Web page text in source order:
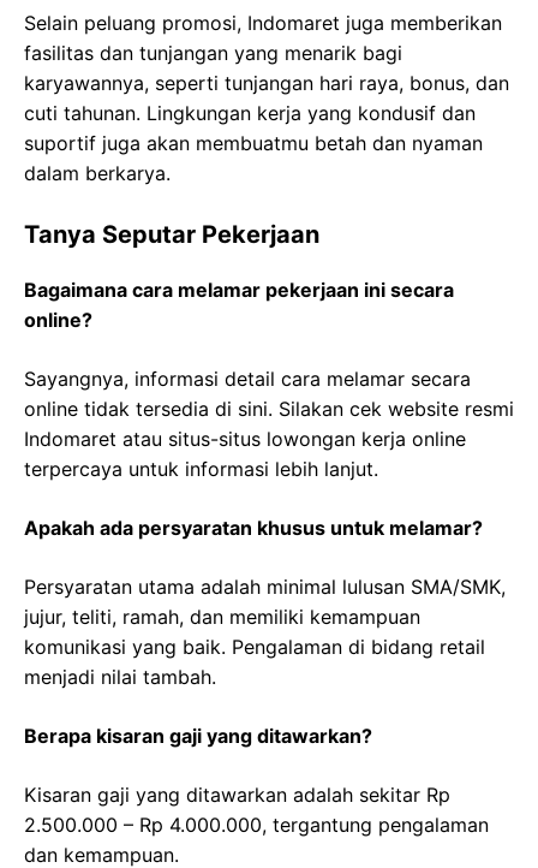
Selain peluang promosi, Indomaret juga memberikan
fasilitas dan tunjangan yang menarik bagi
karyawannya, seperti tunjangan hari raya, bonus, dan
cuti tahunan. Lingkungan kerja yang kondusif dan
suportif juga akan membuatmu betah dan nyaman
dalam berkarya.
Tanya Seputar Pekerjaan
Bagaimana cara melamar pekerjaan ini secara
online?
Sayangnya, informasi detail cara melamar secara
online tidak tersedia di sini. Silakan cek website resmi
Indomaret atau situs-situs lowongan kerja online
terpercaya untuk informasi lebih lanjut.
Apakah ada persyaratan khusus untuk melamar?
Persyaratan utama adalah minimal lulusan SMA/SMK,
jujur, teliti, ramah, dan memiliki kemampuan
komunikasi yang baik. Pengalaman di bidang retail
menjadi nilai tambah.
Berapa kisaran gaji yang ditawarkan?
Kisaran gaji yang ditawarkan adalah sekitar Rp
2.500.000 – Rp 4.000.000, tergantung pengalaman
dan kemampuan.